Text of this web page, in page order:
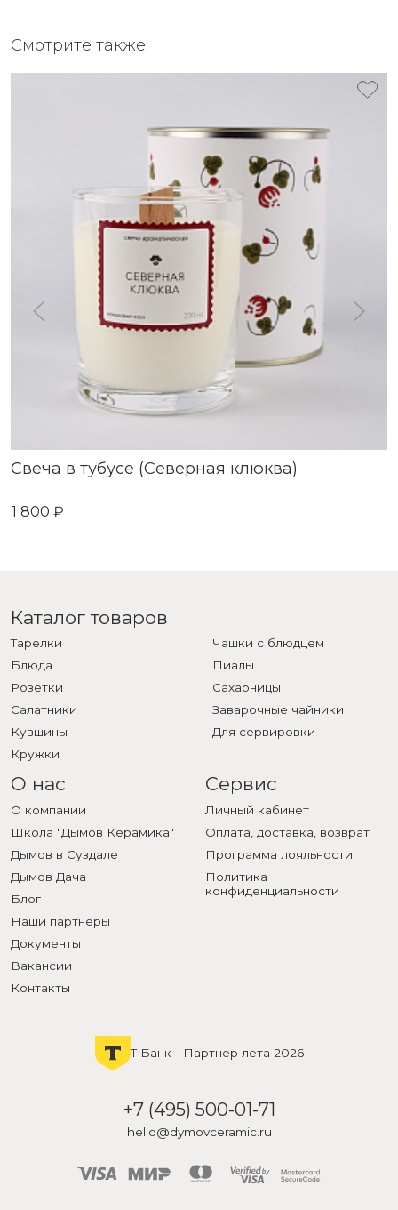
Смотрите также:
Свеча в тубусе (Северная клюква)
1 800 ₽
Каталог товаров
Тарелки
Блюда
Розетки
Салатники
Кувшины
Кружки
Чашки с блюдцем
Пиалы
Сахарницы
Заварочные чайники
Для сервировки
О нас
О компании
Школа "Дымов Керамика"
Дымов в Суздале
Дымов Дача
Блог
Наши партнеры
Документы
Вакансии
Контакты
Сервис
Личный кабинет
Оплата, доставка, возврат
Программа лояльности
Политика
конфиденциальности
Т Банк - Партнер лета 2026
+7 (495) 500-01-71
hello@dymovceramic.ru